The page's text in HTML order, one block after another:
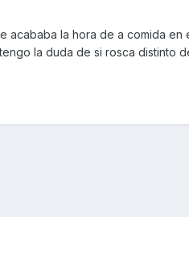
la hora de a comida en
la duda de si rosca distinto